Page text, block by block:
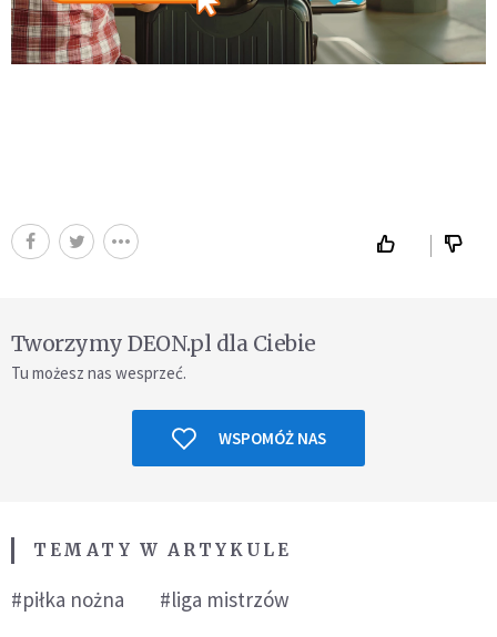
Tworzymy DEON.pl dla Ciebie
Tu możesz nas wesprzeć.
WSPOMÓŻ NAS
TEMATY W ARTYKULE
#piłka nożna #liga mistrzów